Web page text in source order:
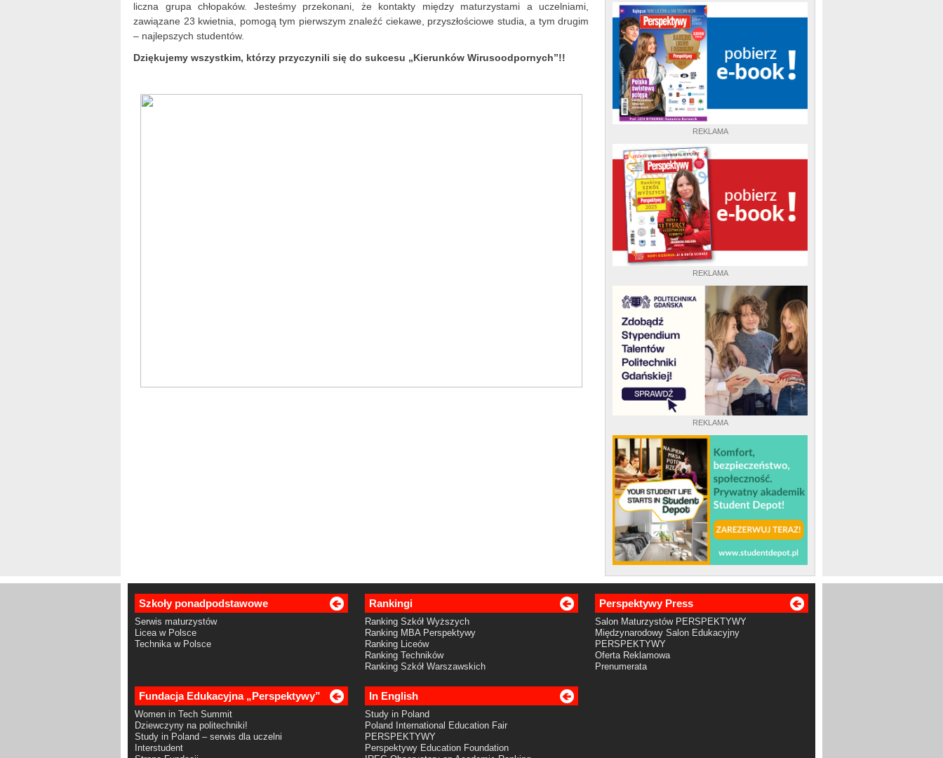
REKLAMA
REKLAMA
REKLAMA
liczna grupa chłopaków. Jesteśmy przekonani, że kontakty między maturzystami a uczelniami,
zawiązane 23 kwietnia, pomogą tym pierwszym znaleźć ciekawe, przyszłościowe studia, a tym drugim
– najlepszych studentów.
Dziękujemy wszystkim, którzy przyczynili się do sukcesu „Kierunków Wirusoodpornych”!!
Szkoły ponadpodstawowe
Serwis maturzystów
Licea w Polsce
Technika w Polsce
Rankingi
Ranking Szkół Wyższych
Ranking MBA Perspektywy
Ranking Liceów
Ranking Techników
Ranking Szkół Warszawskich
Perspektywy Press
Salon Maturzystów PERSPEKTYWY
Międzynarodowy Salon Edukacyjny
PERSPEKTYWY
Oferta Reklamowa
Prenumerata
Fundacja Edukacyjna „Perspektywy”
Women in Tech Summit
Dziewczyny na politechniki!
Study in Poland – serwis dla uczelni
Interstudent
In English
Study in Poland
Poland International Education Fair
PERSPEKTYWY
Perspektywy Education Foundation